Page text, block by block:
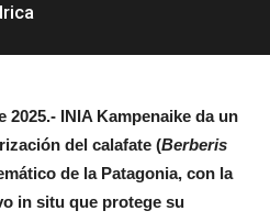
2025.- INIA Kampenaike da un
del calafate (Berberis
de la Patagonia, con la
in situ que protege su